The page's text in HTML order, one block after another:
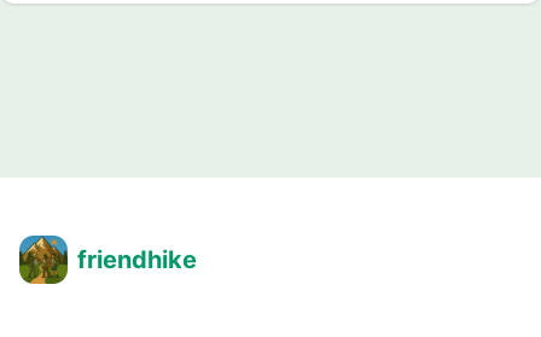
friendhike